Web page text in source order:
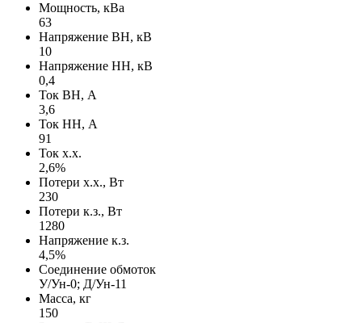
Мощность, кВа
63
Напряжение ВН, кВ
10
Напряжение НН, кВ
0,4
Ток ВН, А
3,6
Ток НН, А
91
Ток х.х.
2,6%
Потери х.х., Вт
230
Потери к.з., Вт
1280
Напряжение к.з.
4,5%
Соединение обмоток
У/Ун-0; Д/Ун-11
Масса, кг
150